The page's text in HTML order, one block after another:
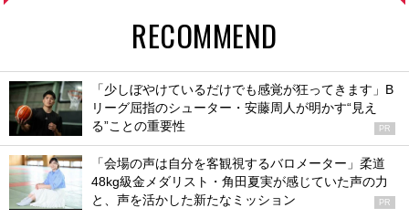
RECOMMEND
「少しぼやけているだけでも感覚が狂ってきます」B
リーグ屈指のシューター・安藤周人が明かす“見え
る”ことの重要性
PR
「会場の声は自分を客観視するバロメーター」柔道
48kg級金メダリスト・角田夏実が感じていた声の力
と、声を活かした新たなミッション
PR